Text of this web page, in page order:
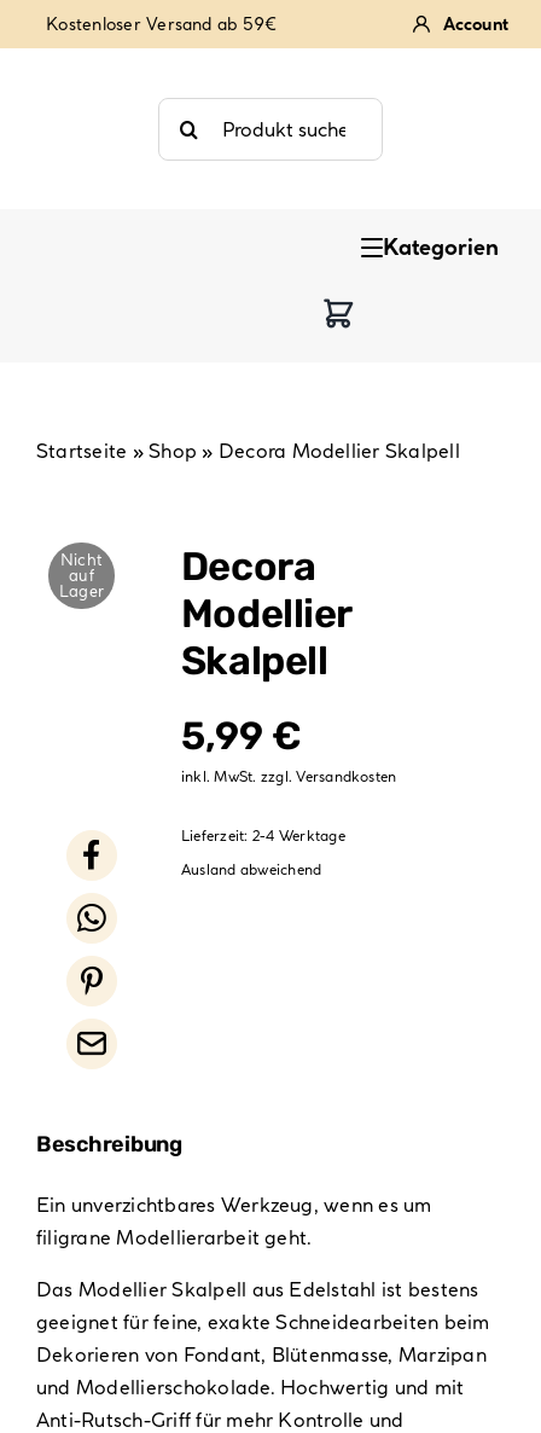
Inhalt
Kostenloser Versand ab 59€ Account
Suche
nach:
Kategorien
Verpackungen
Partydekoration
Startseite »Shop » Decora Modellier Skalpell
Nicht
auf
Lager
Decora
Modellier
Skalpell
5,99 €
inkl. MwSt. zzgl.Versandkosten
Lieferzeit: 2-4 Werktage
Ausland abweichend
Beschreibung
Ein unverzichtbares Werkzeug, wenn es um
filigrane Modellierarbeit geht.
Das Modellier Skalpell aus Edelstahl ist bestens
geeignet für feine, exakte Schneidearbeiten beim
Dekorieren von Fondant, Blütenmasse, Marzipan
und Modellierschokolade. Hochwertig und mit
Anti-Rutsch-Griff für mehr Kontrolle und